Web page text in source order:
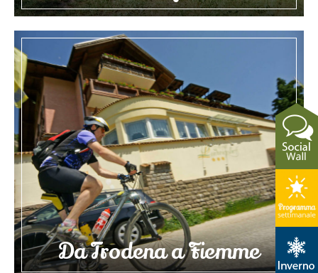
Da Trodena a Fiemme